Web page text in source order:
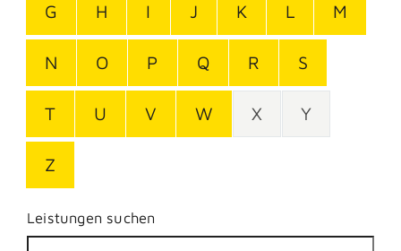
G H I J K L M
N O P Q R S
T U V W X Y
Z
Leistungen suchen